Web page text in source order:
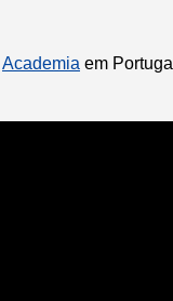
Academia em Portugal